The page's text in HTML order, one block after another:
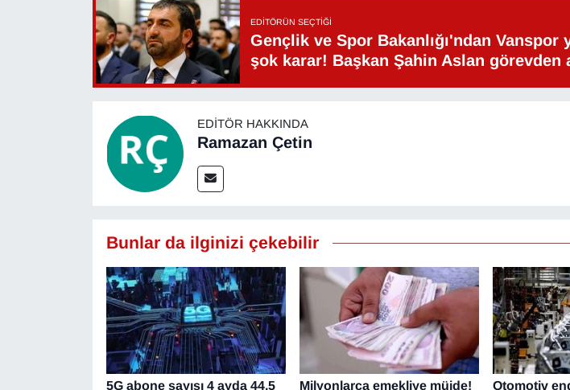
EDITÖRÜN SEÇTIĞI
Gençlik ve Spor Bakanlığı'ndan Vanspor
şok karar! Başkan Şahin Aslan görevden
EDITÖR HAKKINDA
Ramazan Çetin
Bunlar da ilginizi çekebilir
5G abone sayısı 4 ayda 44,5
Milyonlarca emekliye müjde!
Otomotiv